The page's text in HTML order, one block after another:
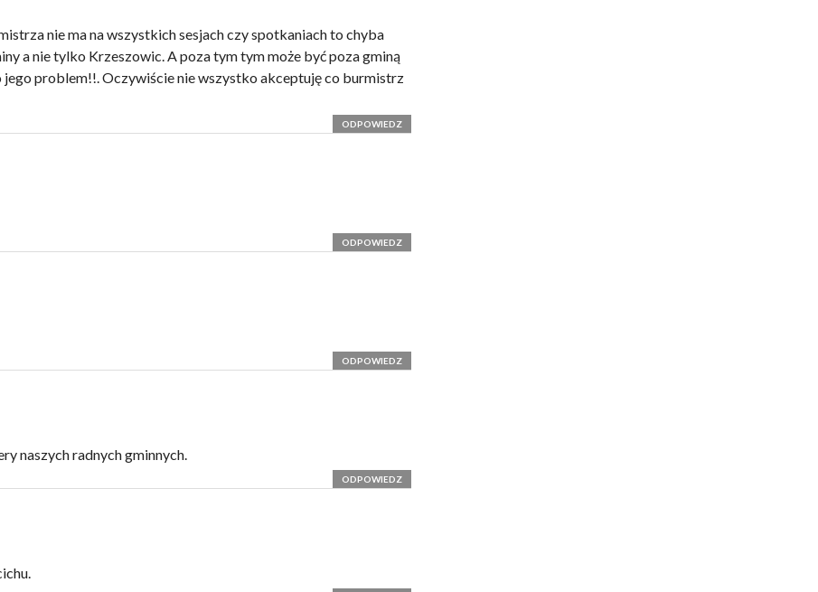
nie ma na wszystkich sesjach czy spotkaniach to chyba
a nie tylko Krzeszowic. A poza tym tym może być poza gminą
problem!!. Oczywiście nie wszystko akceptuję co burmistrz
ODPOWIEDZ
ODPOWIEDZ
ODPOWIEDZ
naszych radnych gminnych.
ODPOWIEDZ